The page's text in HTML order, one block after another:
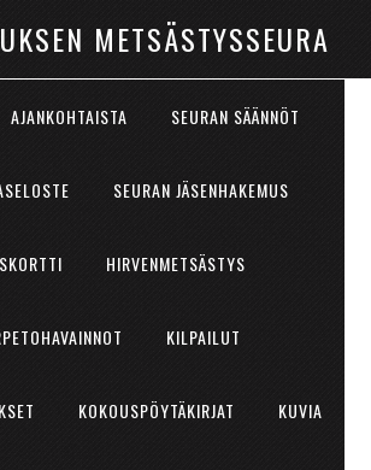
METSÄSTYSSEURA
AJANKOHTAISTA SEURAN SÄÄNNÖT
SEURAN JÄSENHAKEMUS
HIRVENMETSÄSTYS
KILPAILUT
KOKOUSPÖYTÄKIRJAT KUVIA